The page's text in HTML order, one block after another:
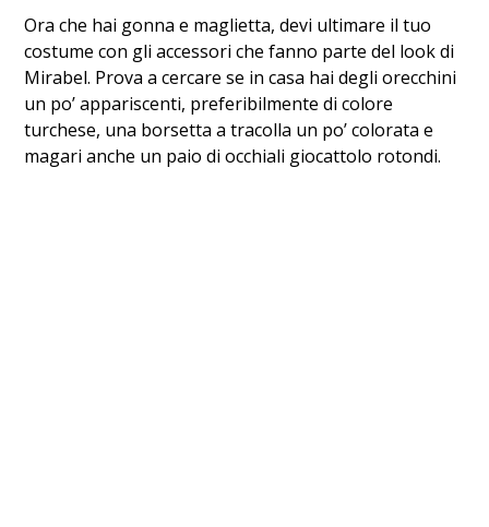
Ora che hai gonna e maglietta, devi ultimare il tuo
costume con gli accessori che fanno parte del look di
Mirabel. Prova a cercare se in casa hai degli orecchini
un po’ appariscenti, preferibilmente di colore
turchese, una borsetta a tracolla un po’ colorata e
magari anche un paio di occhiali giocattolo rotondi.